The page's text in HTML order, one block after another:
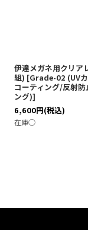
伊達メガネ用クリア
組) [Grade-02 (UV
コーティング/反射防
ング)]
6,600円(税込)
在庫◯